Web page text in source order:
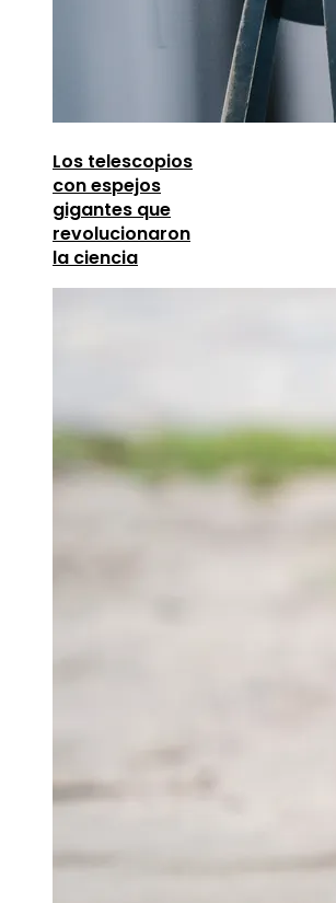
Los telescopios
con espejos
gigantes que
revolucionaron
la ciencia